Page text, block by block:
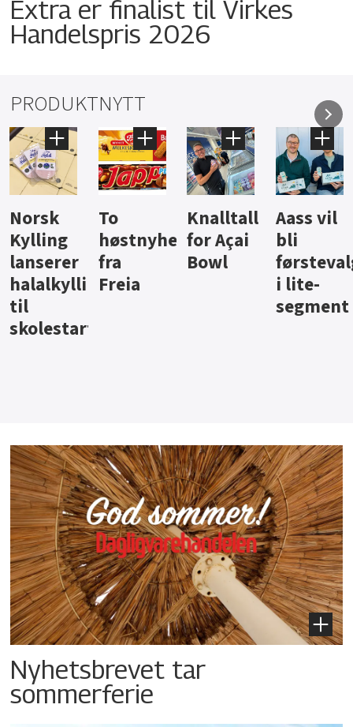
Extra er finalist til Virkes
Handelspris 2026
PRODUKTNYTT
Knalltall
for Açai
Bowl
Aass vil
bli
førstevalg
i lite-
Brus og
jus fra
Berentsen
Hard
iste fra
Hansa
Nyhetsbrevet tar
sommerferie